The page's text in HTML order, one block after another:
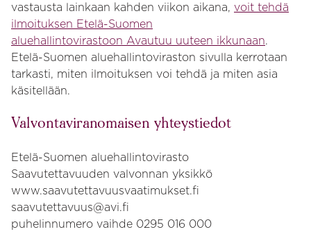
vastausta lainkaan kahden viikon aikana, voit tehdä
ilmoituksen Etelä-Suomen
aluehallintovirastoon Avautuu uuteen ikkunaan.
Etelä-Suomen aluehallintoviraston sivulla kerrotaan
tarkasti, miten ilmoituksen voi tehdä ja miten asia
käsitellään.
Valvontaviranomaisen yhteystiedot
Etelä-Suomen aluehallintovirasto
Saavutettavuuden valvonnan yksikkö
www.saavutettavuusvaatimukset.fi
saavutettavuus@avi.fi
puhelinnumero vaihde 0295 016 000